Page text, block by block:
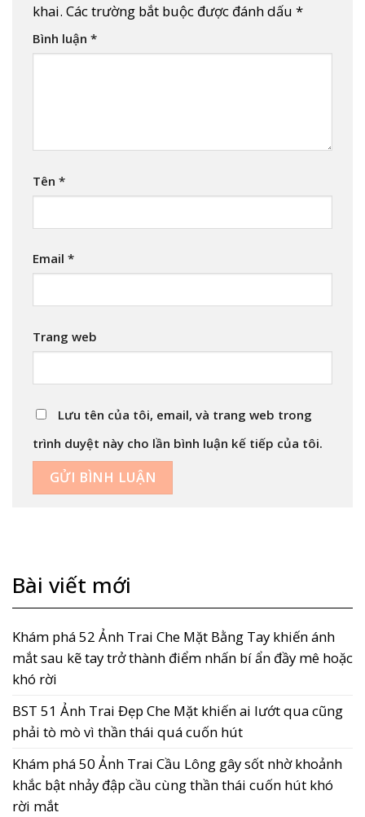
Bài viết mới
Khám phá 52 Ảnh Trai Che Mặt Bằng Tay khiến ánh
mắt sau kẽ tay trở thành điểm nhấn bí ẩn đầy mê hoặc
khó rời
BST 51 Ảnh Trai Đẹp Che Mặt khiến ai lướt qua cũng
phải tò mò vì thần thái quá cuốn hút
Khám phá 50 Ảnh Trai Cầu Lông gây sốt nhờ khoảnh
khắc bật nhảy đập cầu cùng thần thái cuốn hút khó
rời mắt
khai. Các trường bắt buộc được đánh dấu *
Bình luận *
Tên *
Email *
Trang web
Lưu tên của tôi, email, và trang web trong
trình duyệt này cho lần bình luận kế tiếp của tôi.